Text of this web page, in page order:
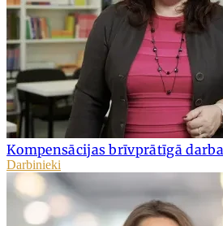
Kompensācijas brīvprātīgā
Darbinieki